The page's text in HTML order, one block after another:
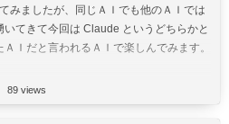
みましたが、同じＡＩでも他のＡＩでは
てきて今回は Claude というどちらかと
Ｉだと言われるＡＩで楽しんでみます。
89 views